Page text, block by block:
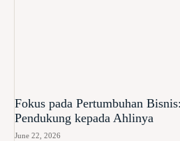
Fokus pada Pertumbuhan
Pendukung kepada Ahlinya
June 22, 2026